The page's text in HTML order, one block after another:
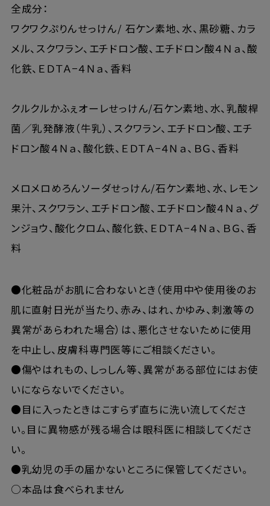
全成分：
ワクワクぷりんせっけん/ 石ケン素地、水、黒砂糖、カラ
メル、スクワラン、エチドロン酸、エチドロン酸４Ｎａ、酸
化鉄、ＥＤＴＡ−４Ｎａ、香料
クルクルかふぇオーレせっけん/石ケン素地、水、乳酸桿
菌／乳発酵液（牛乳）、スクワラン、エチドロン酸、エチ
ドロン酸４Ｎａ、酸化鉄、ＥＤＴＡ−４Ｎａ、ＢＧ、香料
メロメロめろんソーダせっけん/石ケン素地、水、レモン
果汁、スクワラン、エチドロン酸、エチドロン酸４Ｎａ、グ
ンジョウ、酸化クロム、酸化鉄、ＥＤＴＡ−４Ｎａ、ＢＧ、香
料
●化粧品がお肌に合わないとき（使用中や使用後のお
肌に直射日光が当たり、赤み、はれ、かゆみ、刺激等の
異常があらわれた場合）は、悪化させないために使用
を中止し、皮膚科専門医等にご相談ください。
●傷やはれもの、しっしん等、異常がある部位にはお使
いにならないでください。
●目に入ったときはこすらず直ちに洗い流してくださ
い。目に異物感が残る場合は眼科医に相談してくださ
い。
●乳幼児の手の届かないところに保管してください。
○本品は食べられません